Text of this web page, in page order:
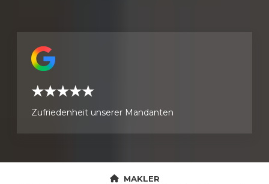
★★★★★
Zufriedenheit unserer Mandanten
MAKLER